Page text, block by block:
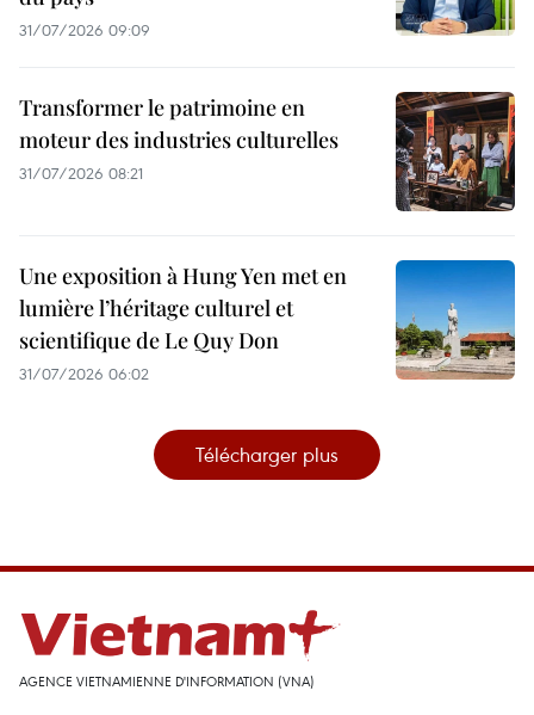
31/07/2026 09:09
Transformer le patrimoine en
moteur des industries culturelles
31/07/2026 08:21
Une exposition à Hung Yen met en
lumière l’héritage culturel et
scientifique de Le Quy Don
31/07/2026 06:02
Télécharger plus
AGENCE VIETNAMIENNE D'INFORMATION (VNA)